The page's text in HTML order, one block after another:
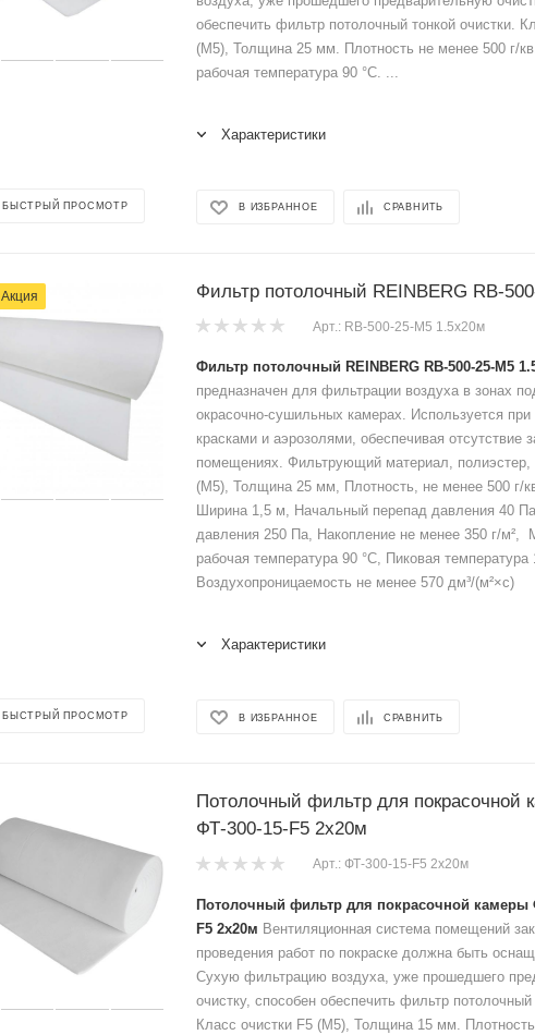
БЫСТРЫЙ ПРОСМОТР
обеспечить фильтр потолочный тонкой очистки.
(M5), Толщина 25 мм. Плотность не менее 500 г/
рабочая температура 90 °C. ...
Характеристики
В ИЗБРАННОЕ СРАВНИТЬ
Акция
БЫСТРЫЙ ПРОСМОТР
Фильтр потолочный REINBERG RB-
Арт.: RB-500-25-М5 1.5x20м
Фильтр потолочный REINBERG RB-500-25-М5
предназначен для фильтрации воздуха в зонах
окрасочно-сушильных камерах. Используется при
красками и аэрозолями, обеспечивая отсутствие
помещениях. Фильтрующий материал, полиэстер,
(M5), Толщина 25 мм, Плотность, не менее 500 г/
Ширина 1,5 м, Начальный перепад давления 40
давления 250 Па, Накопление не менее 350 г/м²,
рабочая температура 90 °C, Пиковая температура
Воздухопроницаемость не менее 570 дм³/(м²×с)
Характеристики
В ИЗБРАННОЕ СРАВНИТЬ
Потолочный фильтр для покрасочной
ФТ-300-15-F5 2x20м
Арт.: ФТ-300-15-F5 2x20м
Потолочный фильтр для покрасочной камеры
F5 2x20м Вентиляционная система помещений
проведения работ по покраске должна быть
Сухую фильтрацию воздуха, уже прошедшего
очистку, способен обеспечить фильтр потолочный
Класс очистки F5 (M5), Толщина 15 мм.